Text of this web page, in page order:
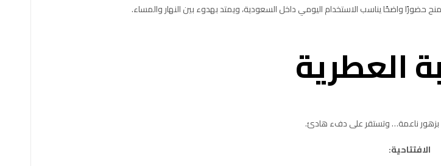
حضورًا واضحًا يناسب الاستخدام اليومي داخل السعودية، ويمتد بهدوء بين النهار والمساء.
العطرية
ناعمة… وتستقر على دفء هادئ.
الافتتاحية: